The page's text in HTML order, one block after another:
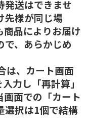
送はできませ
先様が同じ場
商品によりお届け
で、あらかじめ
は、カート画面
力し「再計算」
面での「カート
選択は1個で結構